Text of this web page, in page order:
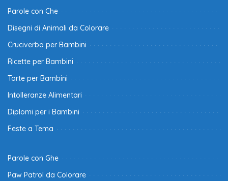
Parole con Che
Disegni di Animali da Colorare
Cruciverba per Bambini
Ricette per Bambini
Torte per Bambini
Intolleranze Alimentari
Diplomi per i Bambini
Feste a Tema
Parole con Ghe
Paw Patrol da Colorare